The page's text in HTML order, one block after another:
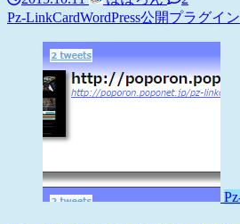
Pz-LinkCardWordPress公開プラグイン